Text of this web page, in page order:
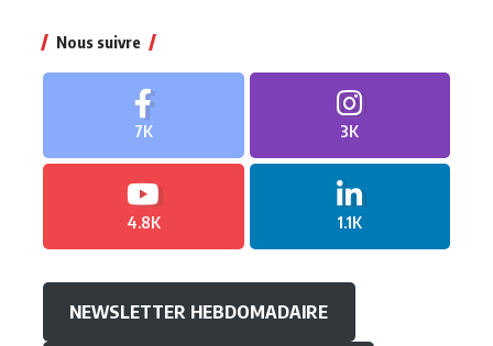
Nous suivre
7K 3K
4.8K 1.1K
NEWSLETTER HEBDOMADAIRE